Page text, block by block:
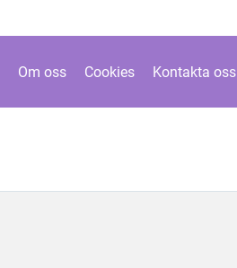
Om oss Cookies Kontakta oss